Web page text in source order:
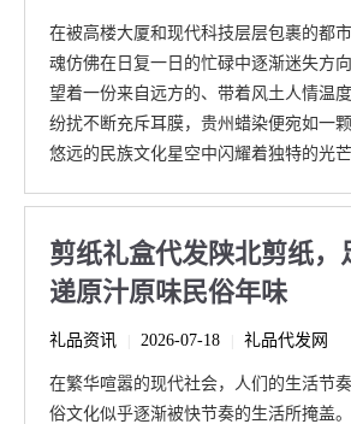
在被高楼大厦和现代科技层层包裹的都
魂仿佛在日复一日的忙碌中逐渐迷失方
望着一份来自远方的、带着风土人情温
纷扰不断充斥耳膜，贵州蜡染便宛如一
悠远的民族文化星空中闪耀着独特的光
剪纸礼盒代发陕北剪纸，
递原汁原味民俗年味
礼品资讯 2026-07-18 礼品代发网
在繁华喧嚣的现代社会，人们的生活节
俗文化似乎逐渐被快节奏的生活所掩盖